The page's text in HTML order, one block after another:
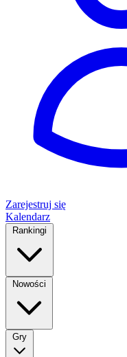
Zarejestruj się
Kalendarz
Rankingi
Nowości
Gry